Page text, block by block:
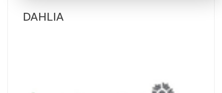
DAHLIA